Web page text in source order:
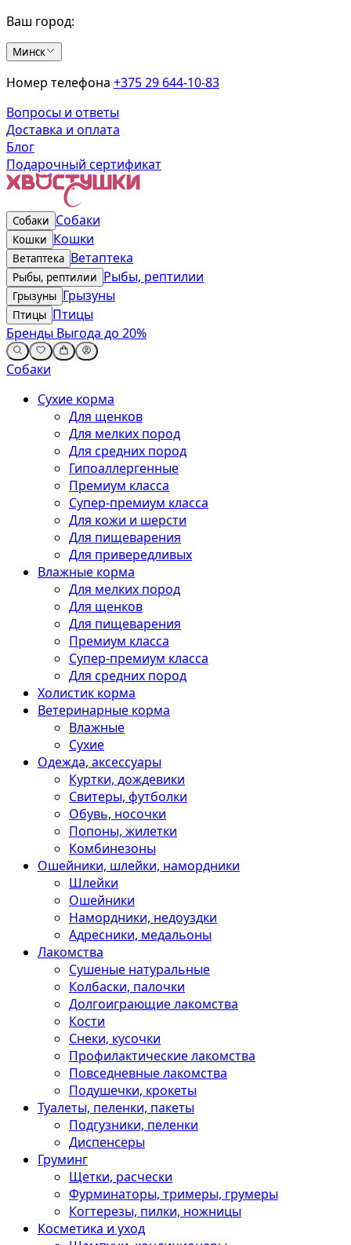
Ваш город:
Минск
Номер телефона +375 29 644-10-83
Вопросы и ответы
Доставка и оплата
Блог
Подарочный сертификат
Собаки Собаки
Кошки Кошки
Ветаптека Ветаптека
Рыбы, рептилии Рыбы, рептилии
Грызуны Грызуны
Птицы Птицы
Бренды Выгода до 20%
Собаки
Сухие корма
Для щенков
Для мелких пород
Для средних пород
Гипоаллергенные
Премиум класса
Супер-премиум класса
Для кожи и шерсти
Для пищеварения
Для привередливых
Влажные корма
Для мелких пород
Для щенков
Для пищеварения
Премиум класса
Супер-премиум класса
Для средних пород
Холистик корма
Ветеринарные корма
Влажные
Сухие
Одежда, аксессуары
Куртки, дождевики
Свитеры, футболки
Обувь, носочки
Попоны, жилетки
Комбинезоны
Ошейники, шлейки, намордники
Шлейки
Ошейники
Намордники, недоуздки
Адресники, медальоны
Лакомства
Сушеные натуральные
Колбаски, палочки
Долгоиграющие лакомства
Кости
Снеки, кусочки
Профилактические лакомства
Повседневные лакомства
Подушечки, крокеты
Туалеты, пеленки, пакеты
Подгузники, пеленки
Диспенсеры
Груминг
Щетки, расчески
Фурминаторы, тримеры, грумеры
Когтерезы, пилки, ножницы
Косметика и уход